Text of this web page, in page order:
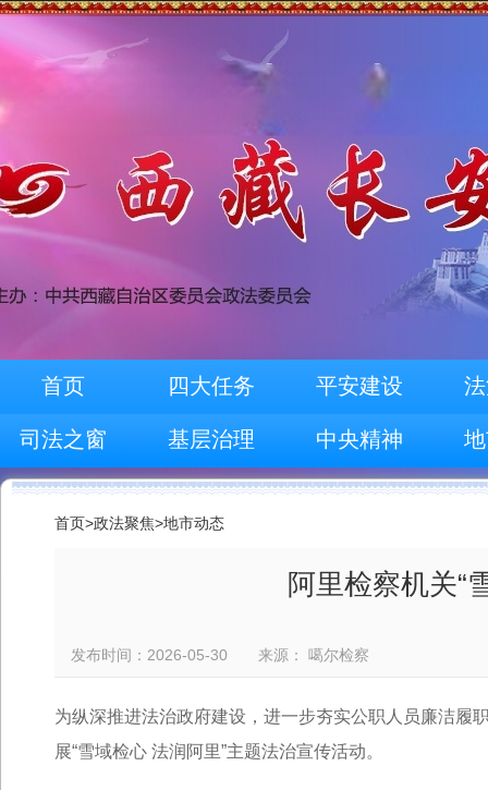
首页 四大任务 平安建设
司法之窗 基层治理 中央精神
首页>政法聚焦>地市动态
阿里检察机关“
发布时间：2026-05-30 来源： 噶尔检察
为纵深推进法治政府建设，进一步夯实公职人员廉洁履
展“雪域检心 法润阿里”主题法治宣传活动。